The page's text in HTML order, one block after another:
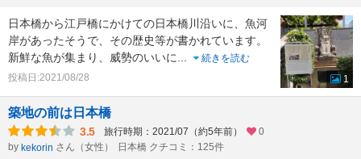
日本橋から江戸橋にかけての日本橋川沿いに、魚河
岸があったそうで、その歴史等が書かれています。
新鮮な魚が集まり、威勢のいいに...
続きを読む
投稿日:2021/08/28
1
築地の前は日本橋
3.5 旅行時期：2021/07（約5年前）
0
by kekorin さん（女性） 日本橋 クチコミ：125件